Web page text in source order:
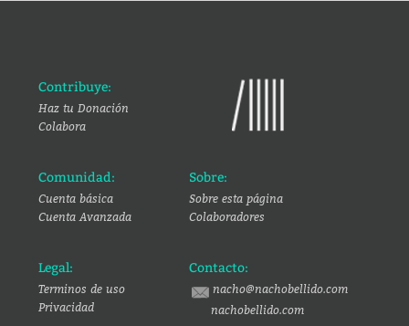
Contribuye:
Haz tu Donación
Colabora
Comunidad:
Cuenta básica
Cuenta Avanzada
Sobre:
Sobre esta página
Colaboradores
Legal:
Terminos de uso
Privacidad
Contacto:
nacho@nachobellido.com
nachobellido.com